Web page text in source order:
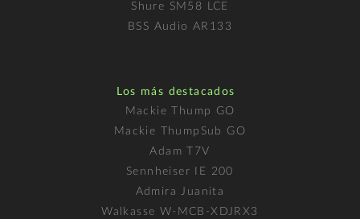
Shure SM58 LCE
BSS Audio AR133
Los más destacados
Mackie Thump GO
Mackie ThumpSub GO
Adam T7V
Sennheiser IE 200
Admira Juanita
Walkasse W-MCB-XDJRX3